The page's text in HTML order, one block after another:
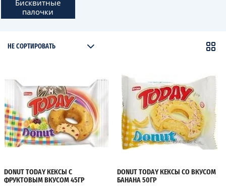
Бисквитные
палочки
НЕ СОРТИРОВАТЬ
DONUT TODAY КЕКСЫ С
ФРУКТОВЫМ ВКУСОМ 45ГР
DONUT TODAY КЕКСЫ СО ВКУСОМ
БАНАНА 50ГР